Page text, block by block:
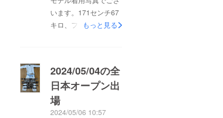
います。171センチ67
キロ、フェザー級の男
月15日「大阪国際柔術
選手権2024OSAKA
INTERNATIONAL JIU-
JITSU
もっと見る
2024/05/04の全
日本オープン出
場
2024/05/06 10:57